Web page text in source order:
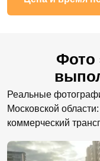
Фото
Реальные
Московской
коммерческий